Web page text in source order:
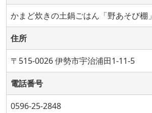
かまど炊きの土鍋ごはん「野あそび棚」
住所
〒515-0026 伊勢市宇治浦田1-11-5
電話番号
0596-25-2848